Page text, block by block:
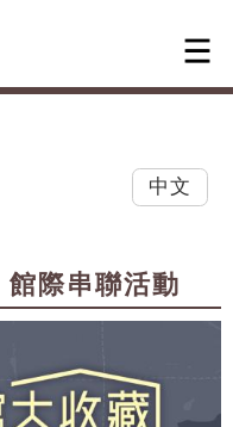
中文
館際串聯活動